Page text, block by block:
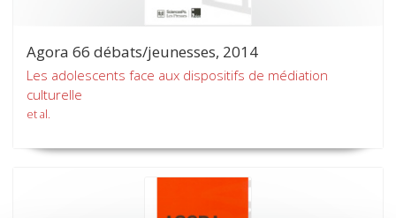
Agora 66 débats/jeunesses, 2014
Les adolescents face aux dispositifs de médiation
culturelle
et al.